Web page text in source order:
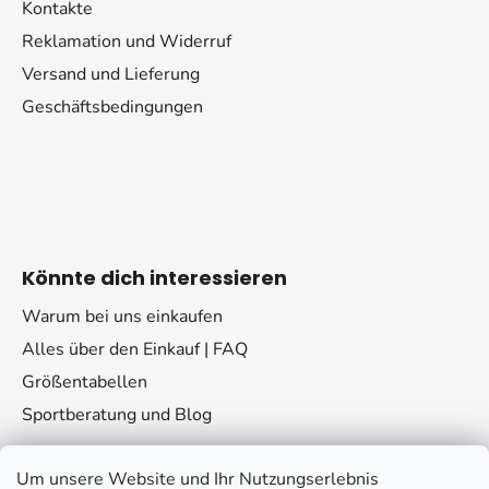
Um unsere Website und Ihr Nutzungserlebnis
Kontakte
Reklamation und Widerruf
Versand und Lieferung
Geschäftsbedingungen
Könnte dich interessieren
Warum bei uns einkaufen
Alles über den Einkauf | FAQ
Größentabellen
Sportberatung und Blog